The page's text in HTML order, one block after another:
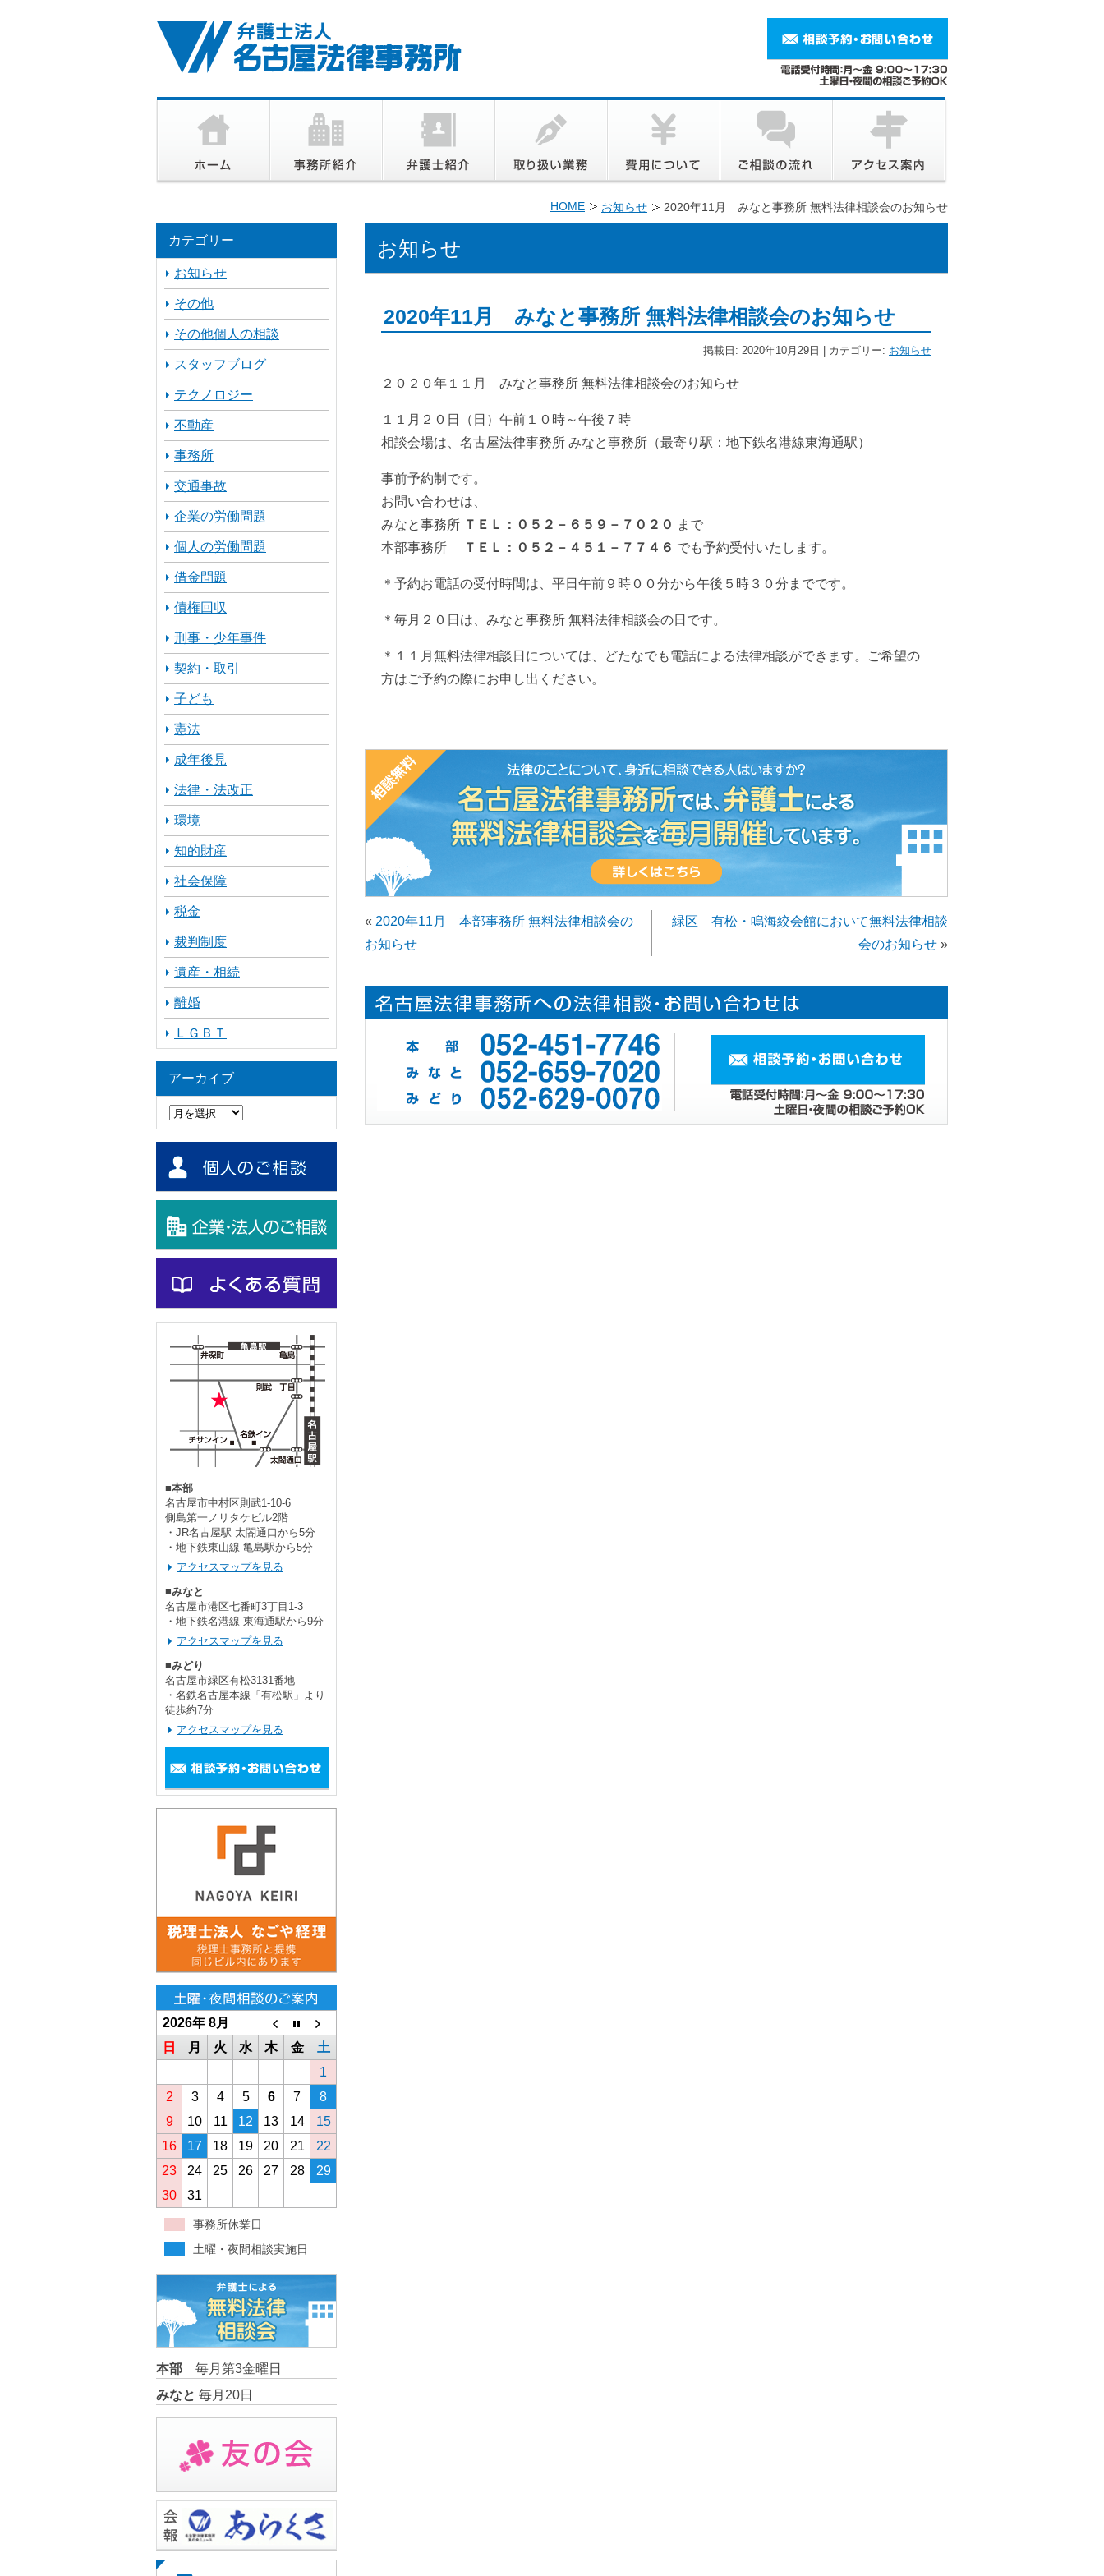
HOME お知らせ 2020年11月 みなと事務所 無料法律相談会のお知らせ
お知らせ
2020年11月 みなと事務所 無料法律相談会のお知らせ
掲載日: 2020年10月29日 | カテゴリー: お知らせ
２０２０年１１月 みなと事務所 無料法律相談会のお知らせ
１１月２０日（日）午前１０時～午後７時
相談会場は、名古屋法律事務所 みなと事務所（最寄り駅：地下鉄名港線東海通駅）
事前予約制です。
お問い合わせは、
みなと事務所 ＴＥＬ：０５２－６５９－７０２０ まで
本部事務所
ＴＥＬ：０５２－４５１－７７４６ でも予約受付いたします。
＊予約お電話の受付時間は、平日午前９時００分から午後５時３０分までです。
＊毎月２０日は、みなと事務所 無料法律相談会の日です。
＊１１月無料法律相談日については、どたなでも電話による法律相談ができます。ご希望の
方はご予約の際にお申し出ください。
« 2020年11月 本部事務所 無料法律相談会の
お知らせ
緑区 有松・鳴海絞会館において無料法律相談
会のお知らせ »
カテゴリー
お知らせ
その他
その他個人の相談
スタッフブログ
テクノロジー
不動産
事務所
交通事故
企業の労働問題
個人の労働問題
借金問題
債権回収
刑事・少年事件
契約・取引
子ども
憲法
成年後見
法律・法改正
環境
知的財産
社会保障
税金
裁判制度
遺産・相続
離婚
ＬＧＢＴ
アーカイブ
ブ
■本部
名古屋市中村区則武1-10-6
側島第一ノリタケビル2階
・JR名古屋駅 太閤通口から5分
・地下鉄東山線 亀島駅から5分
アクセスマップを見る
■みなと
名古屋市港区七番町3丁目1-3
・地下鉄名港線 東海通駅から9分
アクセスマップを見る
■みどり
名古屋市緑区有松3131番地
・名鉄名古屋本線「有松駅」より
徒歩約7分
アクセスマップを見る
2026年 8月
日
月 火 水 木 金
土
1
2
3 4 5 6 7
8
9
10 11 12 13 14
15
16
17 18 19 20 21
22
23
24 25 26 27 28
29
30
31
事務所休業日
土曜・夜間相談実施日
本部 毎月第3金曜日
みなと 毎月20日